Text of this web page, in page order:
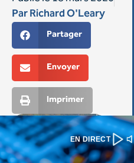
EN DIRECT